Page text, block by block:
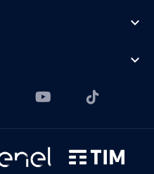
expand_more
expand_more